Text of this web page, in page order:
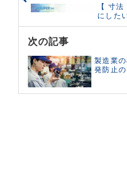
【 寸
にした
次の記事
製造業
発防止